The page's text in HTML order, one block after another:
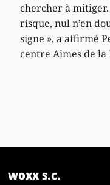
chercher à mitiger.
risque, nul n’en
signe », a affirmé
centre Aimes de la
woxx s.c.